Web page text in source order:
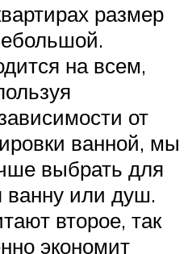
размер
на всем,
от
ванной, мы
выбрать для
ванну или душ.
второе, так
экономит